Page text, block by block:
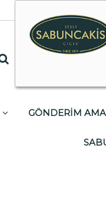
GÖNDERİM